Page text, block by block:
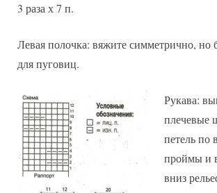
3 раза х 7 п.
Левая полочка: вяжите симметрично, но
для пуговиц.
Рукава:
плечевые
петель по
проймы и
вниз